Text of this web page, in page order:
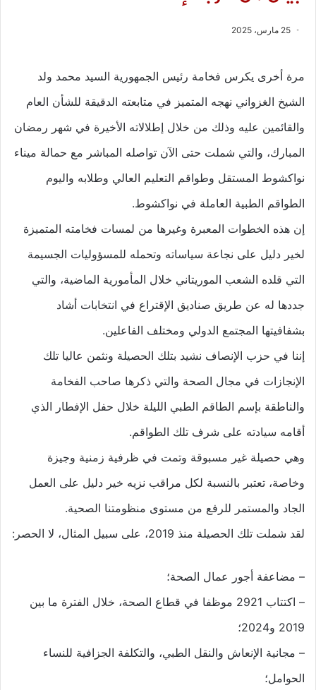
25 مارس، 2025
مرة أخرى يكرس فخامة رئيس الجمهورية السيد محمد ولد
الشيخ الغزواني نهجه المتميز في متابعته الدقيقة للشأن العام
والقائمين عليه وذلك من خلال إطلالاته الأخيرة في شهر رمضان
المبارك، والتي شملت حتى الآن تواصله المباشر مع حمالة ميناء
نواكشوط المستقل وطواقم التعليم العالي وطلابه واليوم
الطواقم الطبية العاملة في نواكشوط.
إن هذه الخطوات المعبرة وغيرها من لمسات فخامته المتميزة
لخير دليل على نجاعة سياساته وتحمله للمسؤوليات الجسيمة
التي قلده الشعب الموريتاني خلال المأمورية الماضية، والتي
جددها له عن طريق صناديق الإقتراع في انتخابات أشاد
بشفافيتها المجتمع الدولي ومختلف الفاعلين.
إننا في حزب الإنصاف نشيد بتلك الحصيلة ونثمن عاليا تلك
الإنجازات في مجال الصحة والتي ذكرها صاحب الفخامة
والناطقة بإسم الطاقم الطبي الليلة خلال حفل الإفطار الذي
أقامه سيادته على شرف تلك الطواقم.
وهي حصيلة غير مسبوقة وتمت في ظرفية زمنية وجيزة
وخاصة، تعتبر بالنسبة لكل مراقب نزيه خير دليل على العمل
الجاد والمستمر للرفع من مستوى منظومتنا الصحية.
لقد شملت تلك الحصيلة منذ 2019، على سبيل المثال، لا الحصر:
– مضاعفة أجور عمال الصحة؛
– اكتتاب 2921 موظفا في قطاع الصحة، خلال الفترة ما بين
2019 و2024؛
– مجانية الإنعاش والنقل الطبي، والتكلفة الجزافية للنساء
الحوامل؛